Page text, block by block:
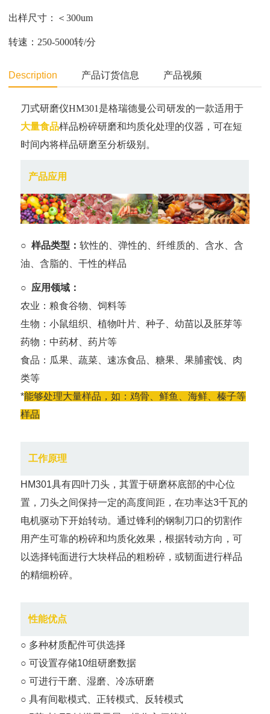
出样尺寸：＜300um
转速：250-5000转/分
Description 产品订货信息 产品视频
刀式研磨仪HM301是格瑞德曼公司研发的一款适用于
大量食品样品粉碎研磨和均质化处理的仪器，可在短
时间内将样品研磨至分析级别。
产品应用
○ 样品类型：软性的、弹性的、纤维质的、含水、含
油、含脂的、干性的样品
○ 应用领域：
农业：粮食谷物、饲料等
生物：小鼠组织、植物叶片、种子、幼苗以及胚芽等
药物：中药材、药片等
食品：瓜果、蔬菜、速冻食品、糖果、果脯蜜饯、肉
类等
*能够处理大量样品，如：鸡骨、鲜鱼、海鲜、榛子等
样品
工作原理
HM301具有四叶刀头，其置于研磨杯底部的中心位
置，刀头之间保持一定的高度间距，在功率达3千瓦的
电机驱动下开始转动。通过锋利的钢制刀口的切割作
用产生可靠的粉碎和均质化效果，根据转动方向，可
以选择钝面进行大块样品的粗粉碎，或韧面进行样品
的精细粉碎。
性能优点
○ 多种材质配件可供选择
○ 可设置存储10组研磨数据
○ 可进行干磨、湿磨、冷冻研磨
○ 具有间歇模式、正转模式、反转模式